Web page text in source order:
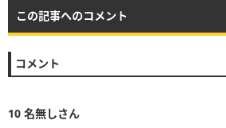
この記事へのコメント
コメント
10 名無しさん